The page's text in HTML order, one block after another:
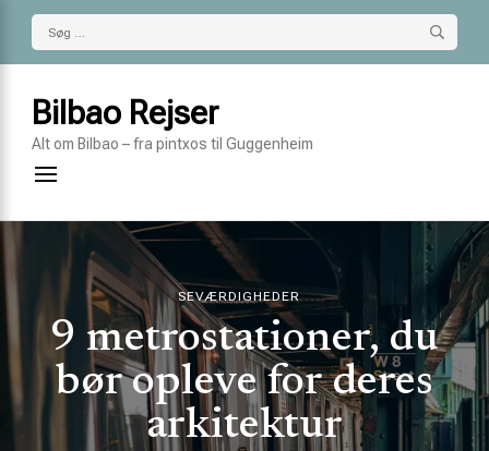
Søg
efter:
Bilbao Rejser
Alt om Bilbao – fra pintxos til Guggenheim
SEVÆRDIGHEDER
9 metrostationer, du
bør opleve for deres
arkitektur